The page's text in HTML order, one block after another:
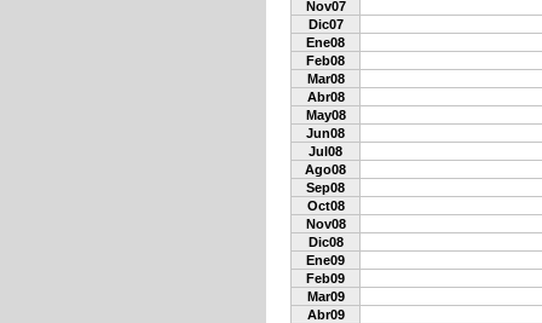
Nov07
Dic07
Ene08
Feb08
Mar08
Abr08
May08
Jun08
Jul08
Ago08
Sep08
Oct08
Nov08
Dic08
Ene09
Feb09
Mar09
Abr09